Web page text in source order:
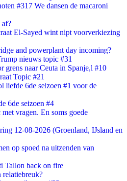
#317 We dansen de macaroni
af?
El-Sayed wint nipt voorverkiezing
and powerplant day incoming?
nieuws topic #31
grens naar Ceuta in Spanje,l #10
Topic #21
6de seizoen #1 voor de
6de seizoen #4
vragen. En soms goede
12-08-2026 (Groenland, IJsland en
op spoed na uitzenden van
Tallon back on fire
relatiebreuk?